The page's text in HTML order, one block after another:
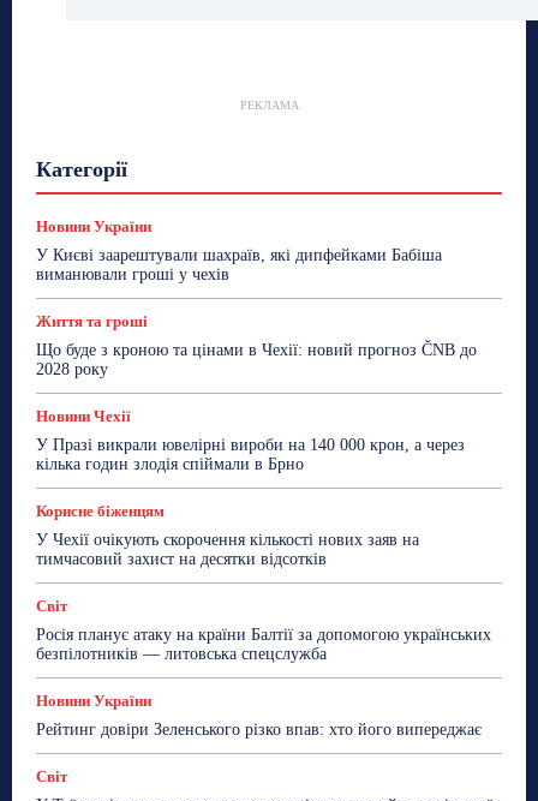
РЕКЛАМА
Категорії
Новини Чехії
Сад та город Світ
ТехноМанія
Топ-новини Фоторепортаж
Новини України
У Києві заарештували шахраїв, які дипфейками Бабіша
виманювали гроші у чехів
Життя та гроші
Що буде з кроною та цінами в Чехії: новий прогноз ČNB до
2028 року
Новини Чехії
У Празі викрали ювелірні вироби на 140 000 крон, а через
кілька годин злодія спіймали в Брно
Корисне біженцям
У Чехії очікують скорочення кількості нових заяв на
тимчасовий захист на десятки відсотків
Світ
Росія планує атаку на країни Балтії за допомогою українських
безпілотників — литовська спецслужба
Новини України
Рейтинг довіри Зеленського різко впав: хто його випереджає
Світ